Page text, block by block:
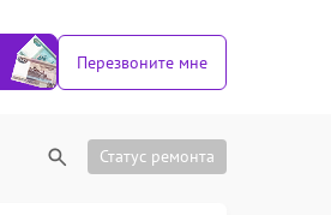
Перезвоните мне
Статус ремонта